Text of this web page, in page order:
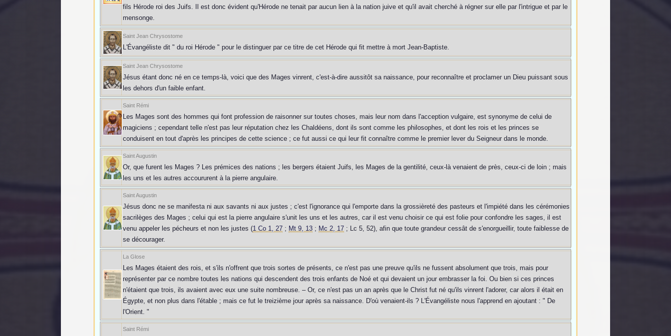
fils Hérode roi des Juifs. Il est donc évident qu'Hérode ne tenait par aucun lien à la nation juive et qu'il avait cherché à régner sur elle par l'intrigue et par le
mensonge.
Saint Jean Chrysostome
L'Évangéliste dit " du roi Hérode " pour le distinguer par ce titre de cet Hérode qui fit mettre à mort Jean-Baptiste.
Saint Jean Chrysostome
Jésus étant donc né en ce temps-là, voici que des Mages vinrent, c'est-à-dire aussitôt sa naissance, pour reconnaître et proclamer un Dieu puissant sous
les dehors d'un faible enfant.
Saint Rémi
Les Mages sont des hommes qui font profession de raisonner sur toutes choses, mais leur nom dans l'acception vulgaire, est synonyme de celui de
magiciens ; cependant telle n'est pas leur réputation chez les Chaldéens, dont ils sont comme les philosophes, et dont les rois et les princes se
conduisent en tout d'après les principes de cette science ; ce fut aussi ce qui leur fit connaître comme le premier lever du Seigneur dans le monde.
Saint Augustin
Or, que furent les Mages ? Les prémices des nations ; les bergers étaient Juifs, les Mages de la gentilité, ceux-là venaient de près, ceux-ci de loin ; mais
les uns et les autres accoururent à la pierre angulaire.
Saint Augustin
Jésus donc ne se manifesta ni aux savants ni aux justes ; c'est l'ignorance qui l'emporte dans la grossièreté des pasteurs et l'impiété dans les cérémonies
sacrilèges des Mages ; celui qui est la pierre angulaire s'unit les uns et les autres, car il est venu choisir ce qui est folie pour confondre les sages, il est
venu appeler les pécheurs et non les justes (1 Co 1, 27 ; Mt 9, 13 ; Mc 2, 17 ; Lc 5, 52), afin que toute grandeur cessât de s'enorgueillir, toute faiblesse de
se décourager.
La Glose
Les Mages étaient des rois, et s'ils n'offrent que trois sortes de présents, ce n'est pas une preuve qu'ils ne fussent absolument que trois, mais pour
représenter par ce nombre toutes les nations qui descendent des trois enfants de Noé et qui devaient un jour embrasser la foi. Ou bien si ces princes
n'étaient que trois, ils avaient avec eux une suite nombreuse. – Or, ce n'est pas un an après que le Christ fut né qu'ils vinrent l'adorer, car alors il était en
Égypte, et non plus dans l'étable ; mais ce fut le treizième jour après sa naissance. D'où venaient-ils ? L'Évangéliste nous l'apprend en ajoutant : " De
l'Orient. "
Saint Rémi